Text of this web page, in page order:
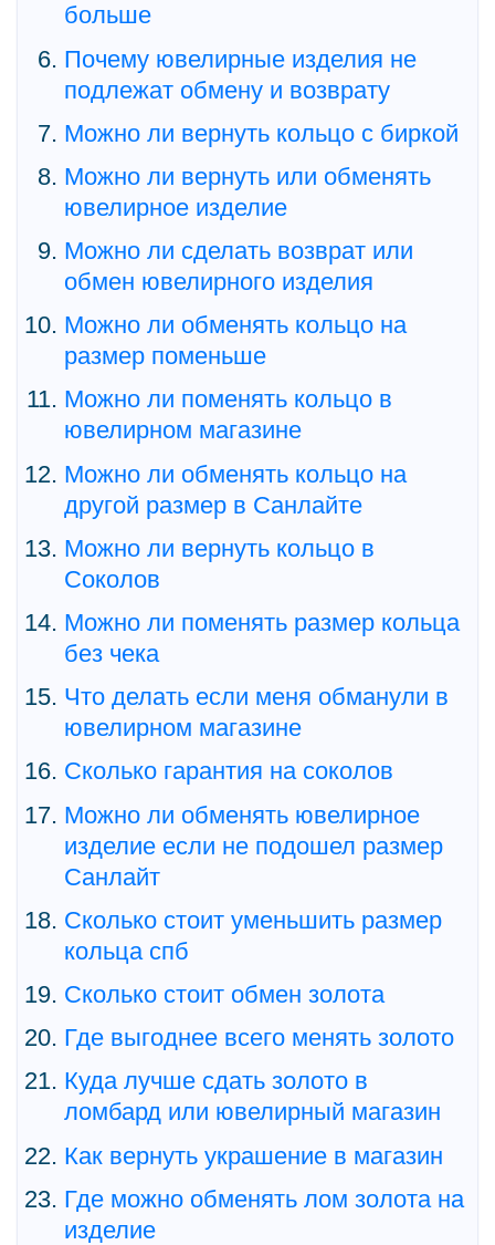
больше
Почему ювелирные изделия не
подлежат обмену и возврату
Можно ли вернуть кольцо с биркой
Можно ли вернуть или обменять
ювелирное изделие
Можно ли сделать возврат или
обмен ювелирного изделия
Можно ли обменять кольцо на
размер поменьше
Можно ли поменять кольцо в
ювелирном магазине
Можно ли обменять кольцо на
другой размер в Санлайте
Можно ли вернуть кольцо в
Соколов
Можно ли поменять размер кольца
без чека
Что делать если меня обманули в
ювелирном магазине
Сколько гарантия на соколов
Можно ли обменять ювелирное
изделие если не подошел размер
Санлайт
Сколько стоит уменьшить размер
кольца спб
Сколько стоит обмен золота
Где выгоднее всего менять золото
Куда лучше сдать золото в
ломбард или ювелирный магазин
Как вернуть украшение в магазин
Где можно обменять лом золота на
изделие